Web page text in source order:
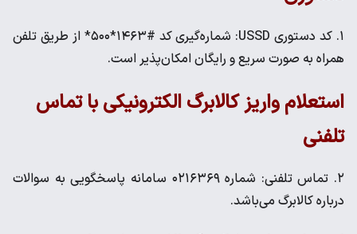
۱. کد دستوری USSD: شماره‌گیری کد #۱۴۶۳*۵۰۰* از طریق تلفن
همراه به صورت سریع و رایگان امکان‌پذیر است.
استعلام واریز کالابرگ الکترونیکی با تماس
تلفنی
۲. تماس تلفنی: شماره ۰۲۱۶۳۶۹ سامانه پاسخگویی به سوالات
درباره کالابرگ می‌باشد.